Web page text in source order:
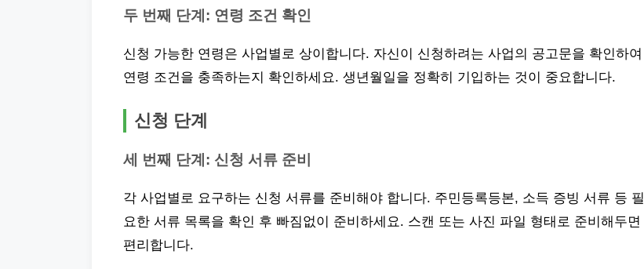
두 번째 단계: 연령 조건 확인
신청 가능한 연령은 사업별로 상이합니다. 자신이 신청하려는 사업의 공고문을 확인하여
연령 조건을 충족하는지 확인하세요. 생년월일을 정확히 기입하는 것이 중요합니다.
신청 단계
세 번째 단계: 신청 서류 준비
각 사업별로 요구하는 신청 서류를 준비해야 합니다. 주민등록등본, 소득 증빙 서류 등 필
요한 서류 목록을 확인 후 빠짐없이 준비하세요. 스캔 또는 사진 파일 형태로 준비해두면
편리합니다.